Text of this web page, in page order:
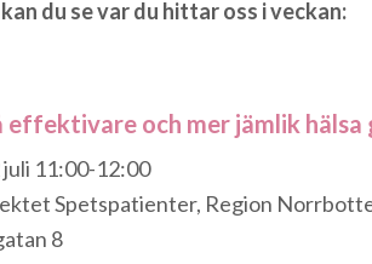
du se var du hittar oss i veckan:
effektivare och mer jämlik hälsa
11:00-12:00
Spetspatienter, Region
8